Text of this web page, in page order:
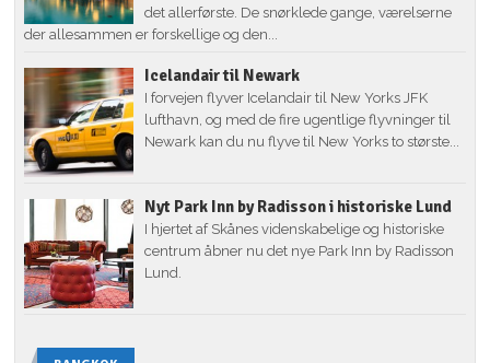
det allerførste. De snørklede gange, værelserne
der allesammen er forskellige og den...
Icelandair til Newark
I forvejen flyver Icelandair til New Yorks JFK
lufthavn, og med de fire ugentlige flyvninger til
Newark kan du nu flyve til New Yorks to største...
Nyt Park Inn by Radisson i historiske Lund
I hjertet af Skånes videnskabelige og historiske
centrum åbner nu det nye Park Inn by Radisson
Lund.